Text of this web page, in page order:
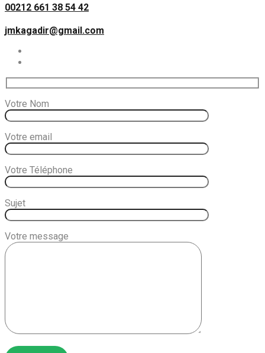
00212 661 38 54 42
jmkagadir@gmail.com
Votre Nom
Votre email
Votre Téléphone
Sujet
Votre message